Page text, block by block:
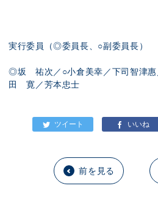
実行委員 （◎委員長、 ○副委員長）
◎坂 祐次／ ○小倉美幸／下司智津惠
田
寛／芳本忠士
前を見る